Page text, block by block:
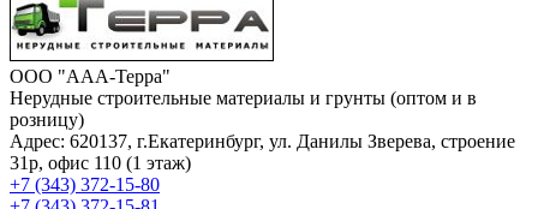
ООО "ААА-Терра"
Нерудные строительные материалы и грунты (оптом и в
розницу)
Адрес: 620137, г.Екатеринбург, ул. Данилы Зверева, строение
31р, офис 110 (1 этаж)
+7 (343) 372-15-80